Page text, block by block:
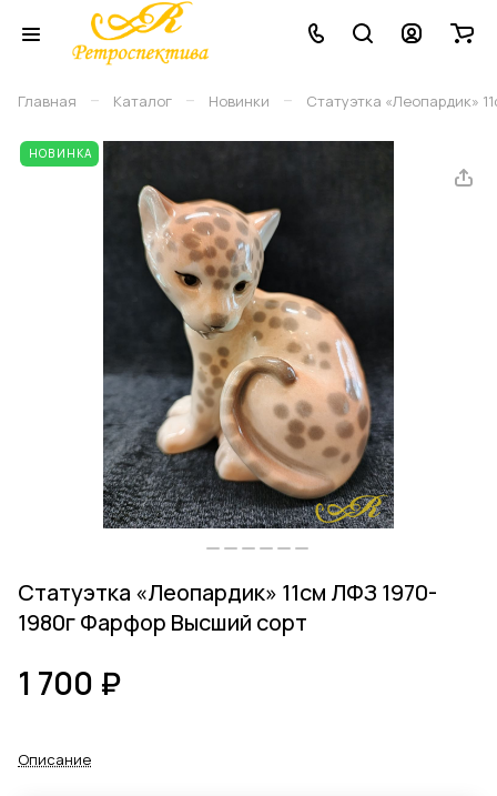
Главная – Каталог – Новинки – Статуэтка «Леопардик»
НОВИНКА
Статуэтка «Леопардик» 11см ЛФЗ 1970-
1980г Фарфор Высший сорт
1 700 ₽
Описание